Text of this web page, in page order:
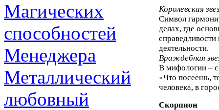
Магических
способностей
Менеджера
Металлический
любовный
Королевская
Символ
делах, где
деятельности.
Враждебная
В мифологии –
«Что посеешь,
человека, в
Скорпион